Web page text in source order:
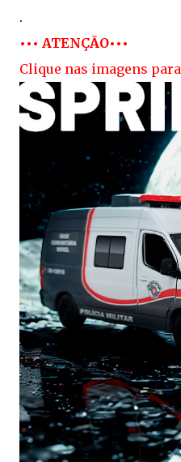
.
••• ATENÇÃO•••
Clique nas imagens